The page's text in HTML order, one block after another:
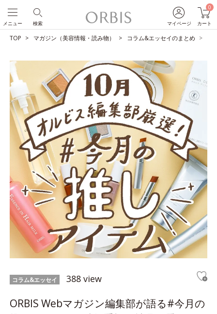
マイページ
0
カート
検索
メニュー
TOP マガジン（美容情報・読み物） コラム&エッセイのまとめ
コラム&エッセイ 388 view
ORBIS Webマガジン編集部が語る#今月の